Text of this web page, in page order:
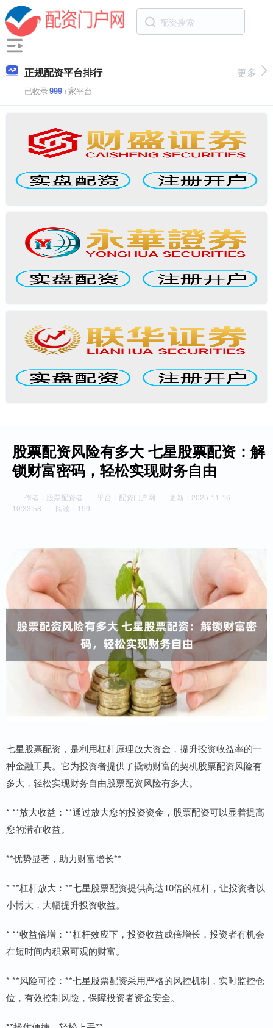
正规配资平台排行
已收录999+家平台
更多
股票配资风险有多大 七星股票配资：解
锁财富密码，轻松实现财务自由
作者：股票配资者 平台：配资门户网
更新：2025-11-16
10:33:58
阅读：159
七星股票配资，是利用杠杆原理放大资金，提升投资收益率的一
种金融工具。它为投资者提供了撬动财富的契机股票配资风险有
多大，轻松实现财务自由股票配资风险有多大。
* **放大收益：**通过放大您的投资资金，股票配资可以显着提高
您的潜在收益。
**优势显著，助力财富增长**
* **杠杆放大：**七星股票配资提供高达10倍的杠杆，让投资者以
小博大，大幅提升投资收益。
* **收益倍增：**杠杆效应下，投资收益成倍增长，投资者有机会
在短时间内积累可观的财富。
* **风险可控：**七星股票配资采用严格的风控机制，实时监控仓
位，有效控制风险，保障投资者资金安全。